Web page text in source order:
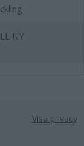
NY
Visa privacy